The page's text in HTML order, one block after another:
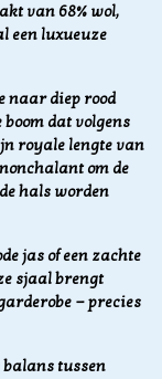
van 68% wol,
een luxueuze
naar diep rood
dat volgens
royale lengte van
om de
hals worden
jas of een zachte
sjaal brengt
— precies
balans tussen